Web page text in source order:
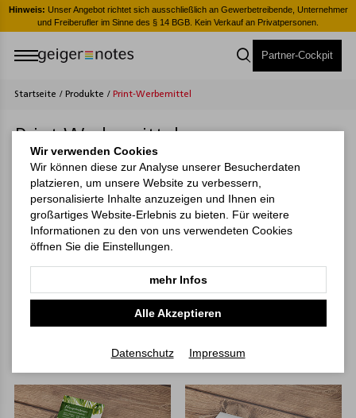
Hinweis: Unser Angebot richtet sich ausschließlich an Gewerbetreibende, Unternehmer
und Freiberufler im Sinne des § 14 BGB. Kein Verkauf an Privatpersonen.
Partner-Cockpit
Startseite / Produkte / Print-Werbemittel
Print-Werbemittel
Mehr erfahren
Wir verwenden Cookies
Wir können diese zur Analyse unserer Besucherdaten
platzieren, um unsere Website zu verbessern,
personalisierte Inhalte anzuzeigen und Ihnen ein
großartiges Website-Erlebnis zu bieten. Für weitere
Informationen zu den von uns verwendeten Cookies
öffnen Sie die Einstellungen.
mehr Infos
Alle Akzeptieren
Datenschutz Impressum